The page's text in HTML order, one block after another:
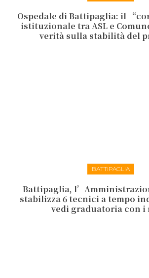
Ospedale di Battipaglia: il
istituzionale tra ASL e
verità sulla stabilità del
BATTIPAGLIA
Battipaglia,
stabilizza 6 tecnici a tempo
vedi graduatoria con i